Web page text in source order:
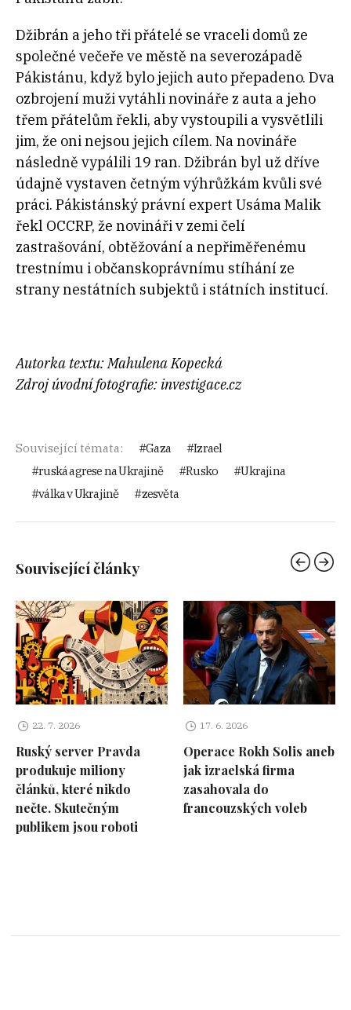
Džibrán a jeho tři přátelé se vraceli domů ze
společné večeře ve městě na severozápadě
Pákistánu, když bylo jejich auto přepadeno. Dva
ozbrojení muži vytáhli novináře z auta a jeho
třem přátelům řekli, aby vystoupili a vysvětlili
jim, že oni nejsou jejich cílem. Na novináře
následně vypálili 19 ran. Džibrán byl už dříve
údajně vystaven četným výhrůžkám kvůli své
práci. Pákistánský právní expert Usáma Malik
řekl OCCRP, že novináři v zemi čelí
zastrašování, obtěžování a nepřiměřenému
trestnímu i občanskoprávnímu stíhání ze
strany nestátních subjektů i státních institucí.
Autorka textu: Mahulena Kopecká
Zdroj úvodní fotografie: investigace.cz
Související témata: Gaza
Izrael
ruská agrese na Ukrajině
Rusko
Ukrajina
válka v Ukrajině
zesvěta
Související články
22. 7. 2026
Ruský server Pravda
produkuje miliony
článků, které nikdo
nečte. Skutečným
publikem jsou roboti
17. 6. 2026
Operace Rokh Solis aneb
jak izraelská firma
zasahovala do
francouzských voleb